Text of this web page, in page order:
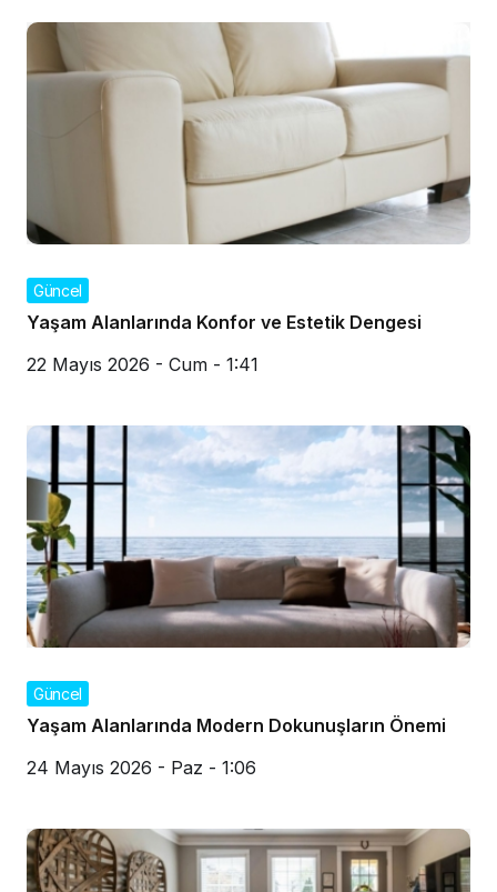
Güncel
Yaşam Alanlarında Konfor ve Estetik Dengesi
22 Mayıs 2026 - Cum - 1:41
Güncel
Yaşam Alanlarında Modern Dokunuşların Önemi
24 Mayıs 2026 - Paz - 1:06